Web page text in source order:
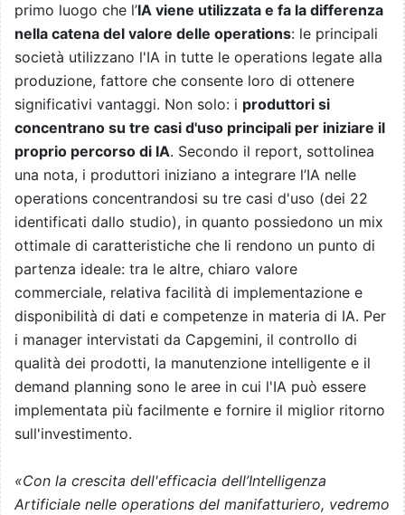
primo luogo che l’IA viene utilizzata e fa la differenza
nella catena del valore delle operations: le principali
società utilizzano l'IA in tutte le operations legate alla
produzione, fattore che consente loro di ottenere
significativi vantaggi. Non solo: i produttori si
concentrano su tre casi d'uso principali per iniziare il
proprio percorso di IA. Secondo il report, sottolinea
una nota, i produttori iniziano a integrare l’IA nelle
operations concentrandosi su tre casi d'uso (dei 22
identificati dallo studio), in quanto possiedono un mix
ottimale di caratteristiche che li rendono un punto di
partenza ideale: tra le altre, chiaro valore
commerciale, relativa facilità di implementazione e
disponibilità di dati e competenze in materia di IA. Per
i manager intervistati da Capgemini, il controllo di
qualità dei prodotti, la manutenzione intelligente e il
demand planning sono le aree in cui l'IA può essere
implementata più facilmente e fornire il miglior ritorno
sull'investimento.
«Con la crescita dell'efficacia dell’Intelligenza
Artificiale nelle operations del manifatturiero, vedremo